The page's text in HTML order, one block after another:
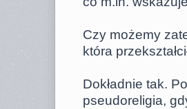
Czy możemy
która
Dokładnie tak.
pseudoreligia,